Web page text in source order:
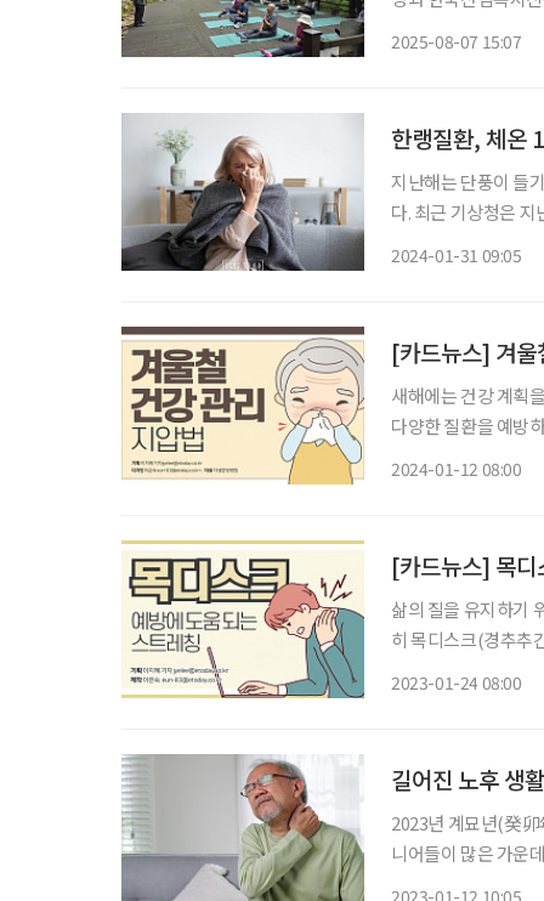
2025-08-07 15:07
한랭질환, 체온
지난해는 단풍이 들
다. 최근 기상청은
2024-01-31 09:05
[카드뉴스] 겨울
새해에는 건강 계획
다양한 질환을 예방
2024-01-12 08:00
[카드뉴스] 목디
삶의 질을 유지하기
히 목디스크(경추추
2023-01-24 08:00
길어진 노후 생
2023년 계묘년(癸卯
니어들이 많은 가운